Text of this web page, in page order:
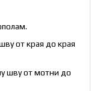
от края до края
шву от мотни до